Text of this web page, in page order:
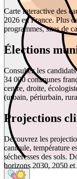
Carte interactive des
2026 en France. Plus
programmes, sites de
Élections
Consultez les
34 000 communes
centre, droite,
(urbain, périurbain,
Projections
Découvrez les
canicule, température
sécheresses des sols.
horizons 2030, 2050 et